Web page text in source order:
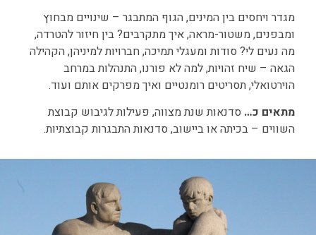
מגדר ויחסים בין המינים, הגוף המתבגר – שינויים מבחוץ
ומבפנים, משטור-מראה, איך מתקרבים? בין חיזור להטרדה,
מה נעים לי? סודות ומעגלי תמיכה, חברויות למיניהן, הקהילה
הגאה – שיח זהויות, למה לא פורנו, התנהלות במרחב
הוירטואלי, תסריטים רומנטיים ואיך מפרקים אותם ועוד.
מתאים כ… סדנאות שנת מצווה, פעילות לגיבוש קבוצת
השווים – בכיתה או ביישוב, סדנאות התבגרות קבוצתיות.